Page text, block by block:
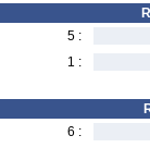
5 :
1 :
6 :